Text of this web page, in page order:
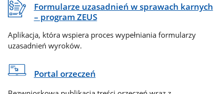
Formularze uzasadnień w sprawach karnych
– program ZEUS
Aplikacja, która wspiera proces wypełniania formularzy
uzasadnień wyroków.
Portal orzeczeń